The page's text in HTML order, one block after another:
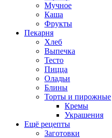
Мучное
Каша
Фрукты
Пекарня
Хлеб
Выпечка
Тесто
Пицца
Оладьи
Блины
Торты и пирожные
Кремы
Украшения
Ещё рецепты
Заготовки